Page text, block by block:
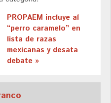
PROPAEM incluye al
“perro caramelo” en
lista de razas
mexicanas y desata
debate »